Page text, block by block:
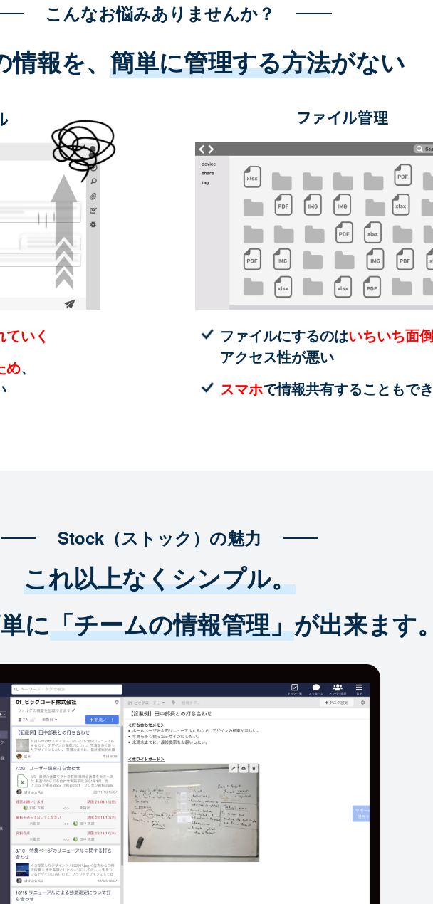
こんなお悩みありませんか？
報を、 簡単に管理する方法がない
いく
め、
ファイルにするのはいちいち面倒
アクセス性が悪い
スマホで情報共有することもで
Stock（ストック）の魅力
これ以上なくシンプル。
に「チームの情報管理」が出来ます。